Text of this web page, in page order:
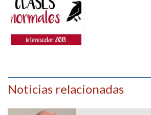
Noticias relacionadas